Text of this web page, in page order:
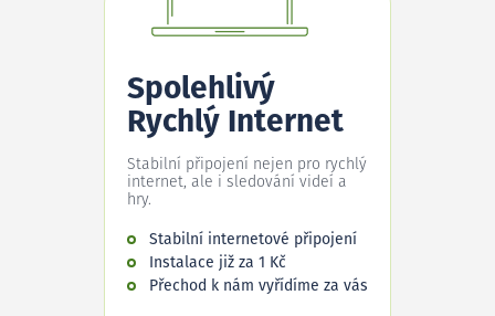
Spolehlivý
Rychlý Internet
Stabilní připojení nejen pro rychlý
internet, ale i sledování videí a
hry.
Stabilní internetové připojení
Instalace již za 1 Kč
Přechod k nám vyřídíme za vás